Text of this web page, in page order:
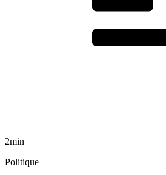
2min
Politique